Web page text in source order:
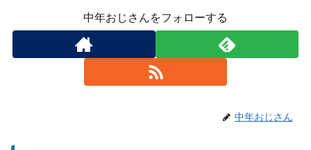
中年おじさんをフォローする
中年おじさん